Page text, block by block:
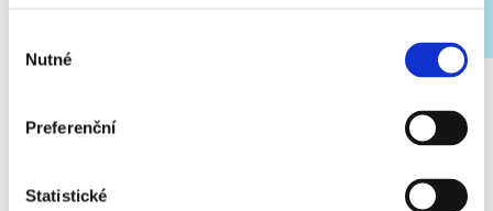
souhlasu
Nutné
Preferenční
Statistické